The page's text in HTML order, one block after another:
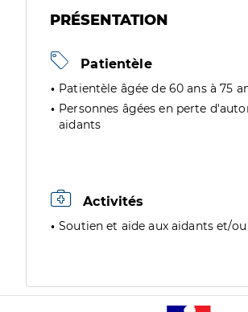
PRÉSENTATION
Patientèle
Patientèle âgée de 60 ans à 75
Personnes âgées en perte
aidants
Activités
Soutien et aide aux aidants et/